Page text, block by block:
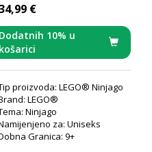
€
Dodatnih 10% u
košarici
proizvoda: LEGO® Ninjago
LEGO®
Ninjago
za: Uniseks
Granica: 9+